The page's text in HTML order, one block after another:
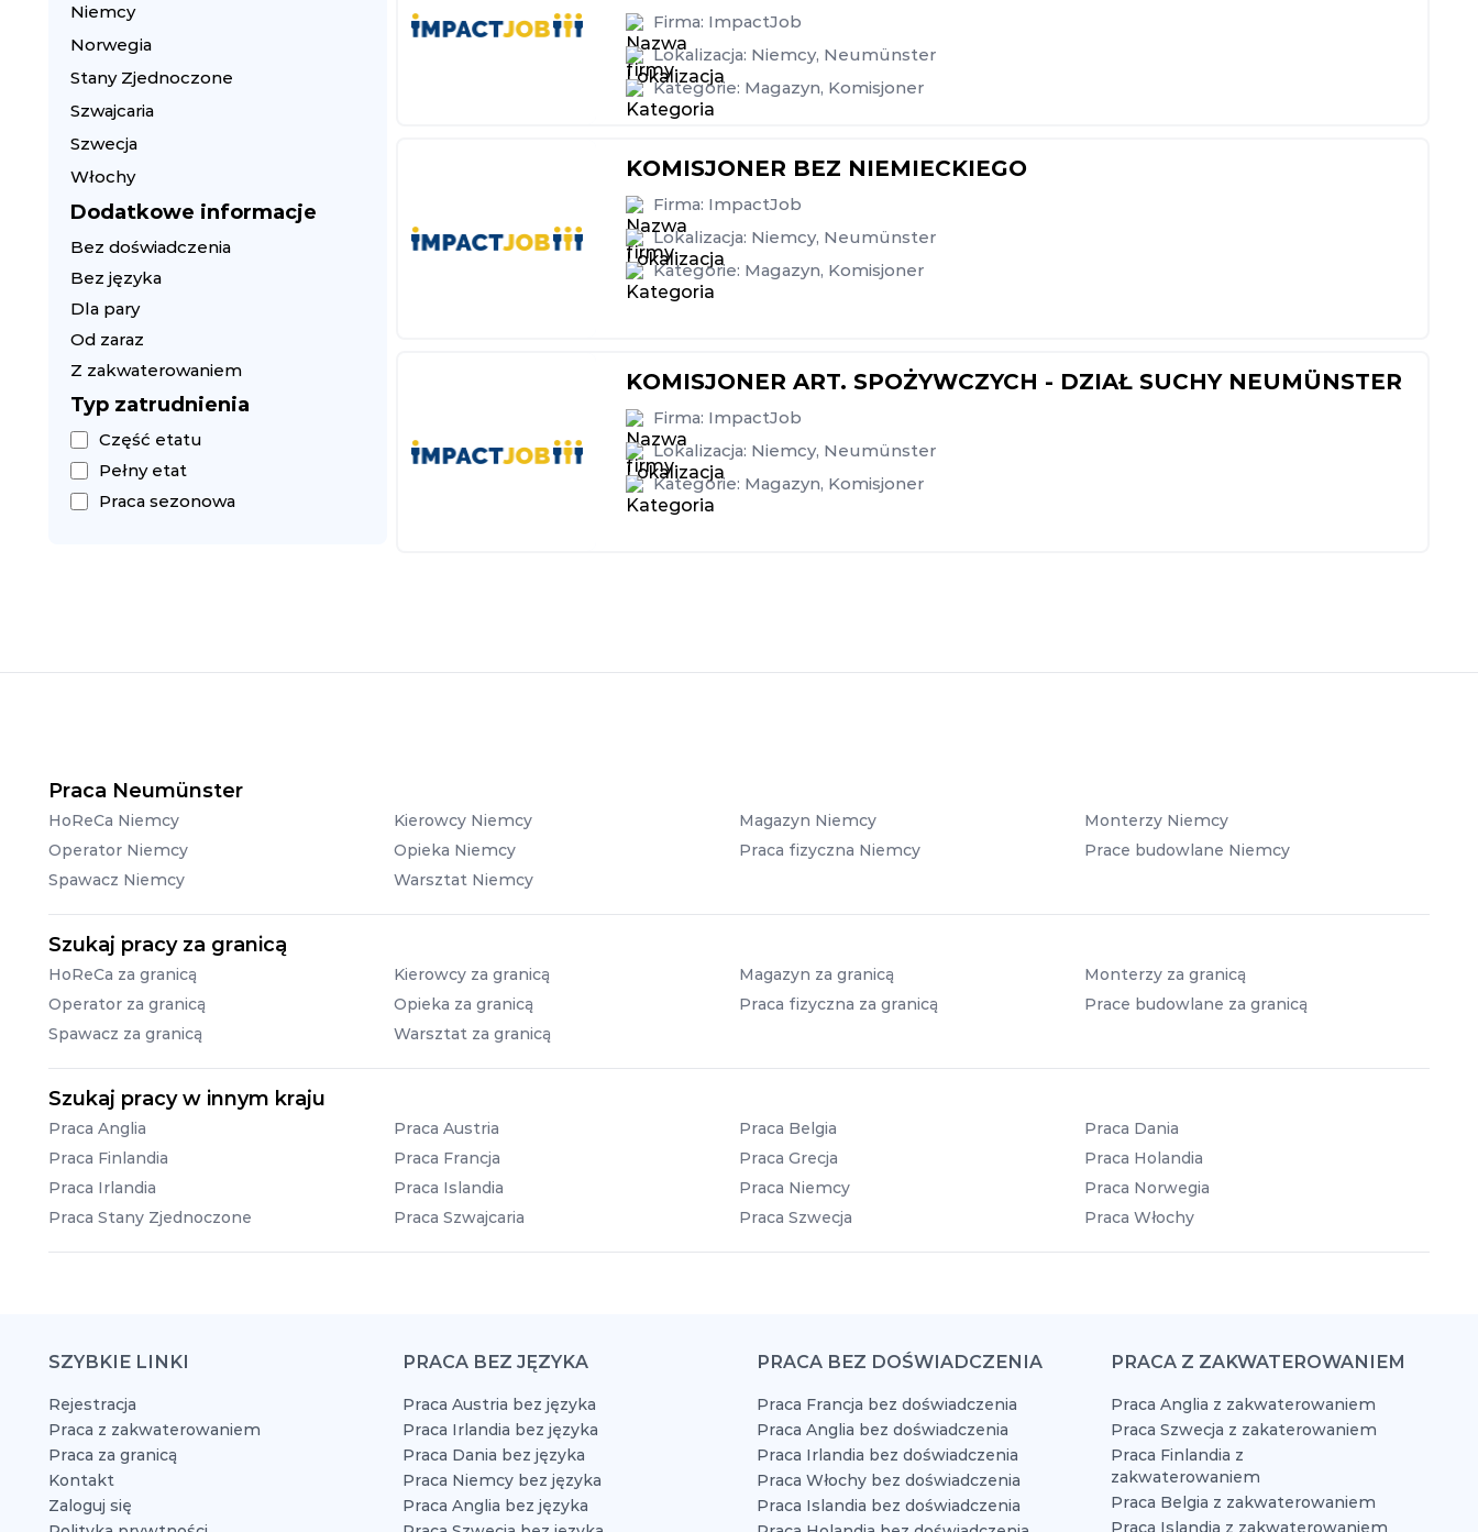
Niemcy
Norwegia
Stany Zjednoczone
Szwajcaria
Szwecja
Włochy
Dodatkowe informacje
Bez doświadczenia
Bez języka
Dla pary
Od zaraz
Z zakwaterowaniem
Typ zatrudnienia
Część etatu
Pełny etat
Praca sezonowa
Firma: ImpactJob
Lokalizacja: Niemcy, Neumünster
Kategorie: Magazyn, Komisjoner
KOMISJONER BEZ NIEMIECKIEGO
Firma: ImpactJob
Lokalizacja: Niemcy, Neumünster
Kategorie: Magazyn, Komisjoner
KOMISJONER ART. SPOŻYWCZYCH - DZIAŁ SUCHY NEUMÜNSTER
Firma: ImpactJob
Lokalizacja: Niemcy, Neumünster
Kategorie: Magazyn, Komisjoner
Praca Neumünster
HoReCa Niemcy Kierowcy Niemcy Magazyn Niemcy
Monterzy Niemcy
Operator Niemcy
Opieka Niemcy Praca fizyczna Niemcy
Prace budowlane Niemcy
Spawacz Niemcy
Warsztat Niemcy
Szukaj pracy za granicą
HoReCa za granicą Kierowcy za granicą Magazyn za granicą
Monterzy za granicą
Operator za granicą
Opieka za granicą Praca fizyczna za granicą
Prace budowlane za granicą
Spawacz za granicą
Warsztat za granicą
Szukaj pracy w innym kraju
Praca Anglia Praca Austria Praca Belgia
Praca Dania
Praca Finlandia
Praca Francja Praca Grecja
Praca Holandia
Praca Irlandia
Praca Islandia Praca Niemcy
Praca Norwegia
Praca Stany Zjednoczone
Praca Szwajcaria Praca Szwecja Praca Włochy
SZYBKIE LINKI
Rejestracja
Praca z zakwaterowaniem
Praca za granicą
Kontakt
Zaloguj się
PRACA BEZ JĘZYKA
Praca Austria bez języka
Praca Irlandia bez języka
Praca Dania bez języka
Praca Niemcy bez języka
Praca Anglia bez języka
PRACA BEZ DOŚWIADCZENIA
Praca Francja bez doświadczenia
Praca Anglia bez doświadczenia
Praca Irlandia bez doświadczenia
Praca Włochy bez doświadczenia
Praca Islandia bez doświadczenia
PRACA Z ZAKWATEROWANIEM
Praca Anglia z zakwaterowaniem
Praca Szwecja z zakaterowaniem
Praca Finlandia z
zakwaterowaniem
Praca Belgia z zakwaterowaniem
Praca Islandia z zakwaterowaniem